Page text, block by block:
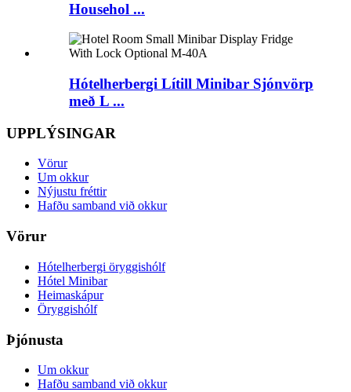
Househol ...
Hótelherbergi Lítill Minibar Sjónvörp
með L ...
UPPLÝSINGAR
Vörur
Um okkur
Nýjustu fréttir
Hafðu samband við okkur
Vörur
Hótelherbergi öryggishólf
Hótel Minibar
Heimaskápur
Öryggishólf
Þjónusta
Um okkur
Hafðu samband við okkur